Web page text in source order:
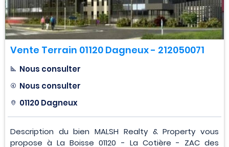
Vente Terrain 01120 Dagneux - 212050071
Nous consulter
Nous consulter
01120 Dagneux
Description du bien MALSH Realty & Property vous
propose à La Boisse 01120 - La Cotière - ZAC des